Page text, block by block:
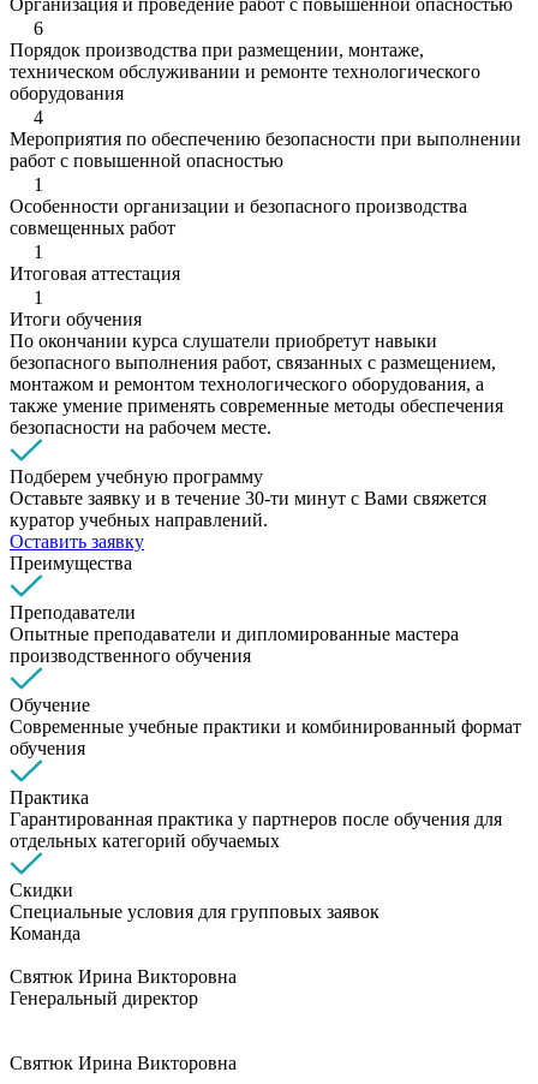
Организация и проведение работ с повышенной опасностью
6
Порядок производства при размещении, монтаже,
техническом обслуживании и ремонте технологического
оборудования
4
Мероприятия по обеспечению безопасности при выполнении
работ с повышенной опасностью
1
Особенности организации и безопасного производства
совмещенных работ
1
Итоговая аттестация
1
Итоги обучения
По окончании курса слушатели приобретут навыки
безопасного выполнения работ, связанных с размещением,
монтажом и ремонтом технологического оборудования, а
также умение применять современные методы обеспечения
безопасности на рабочем месте.
Подберем учебную программу
Оставьте заявку и в течение 30-ти минут с Вами свяжется
куратор учебных направлений.
Оставить заявку
Преимущества
Преподаватели
Опытные преподаватели и дипломированные мастера
производственного обучения
Обучение
Современные учебные практики и комбинированный формат
обучения
Практика
Гарантированная практика у партнеров после обучения для
отдельных категорий обучаемых
Скидки
Специальные условия для групповых заявок
Команда
Святюк Ирина Викторовна
Генеральный директор
Святюк Ирина Викторовна